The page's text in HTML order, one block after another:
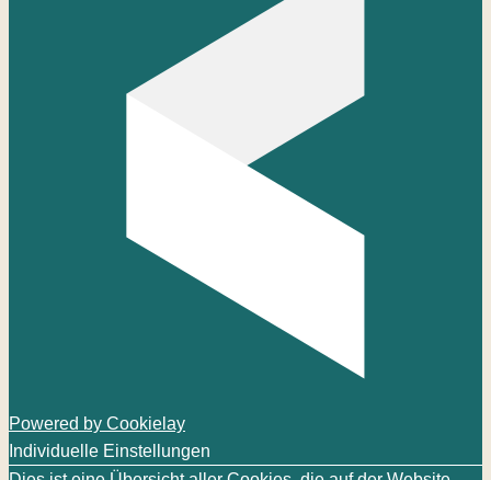
Powered by Cookielay
Individuelle Einstellungen